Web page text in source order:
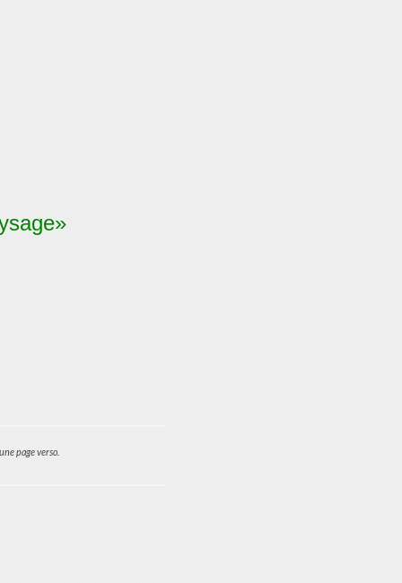
page verso.